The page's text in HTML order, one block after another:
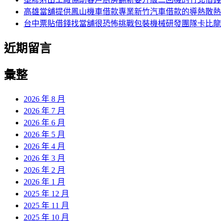
高雄當舖提供鳳山機車借款專業新竹汽車借款的導熱散
台中票貼借錢找當舖很恐怖挑戰包裝機械研發團隊卡比龍
近期留言
彙整
2026 年 8 月
2026 年 7 月
2026 年 6 月
2026 年 5 月
2026 年 4 月
2026 年 3 月
2026 年 2 月
2026 年 1 月
2025 年 12 月
2025 年 11 月
2025 年 10 月